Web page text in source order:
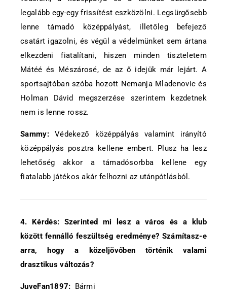
legalább egy-egy frissítést eszközölni. Legsürgősebb
lenne támadó középpályást, illetőleg befejező
csatárt igazolni, és végül a védelmünket sem ártana
elkezdeni fiatalítani, hiszen minden tiszteletem
Mátéé és Mészárosé, de az ő idejük már lejárt. A
sportsajtóban szóba hozott Nemanja Mladenovic és
Holman Dávid megszerzése szerintem kezdetnek
nem is lenne rossz.
Sammy:Védekező középpályás valamint irányító
középpályás posztra kellene embert. Plusz ha lesz
lehetőség akkor a támadósorbba kellene egy
fiatalabb játékos akár felhozni az utánpótlásból.
4. Kérdés: Szerinted mi lesz a város és a klub
között fennálló feszültség eredménye? Számítasz-e
arra, hogy a közeljövőben történik valami
drasztikus változás?
JuveFan1897: Bármi